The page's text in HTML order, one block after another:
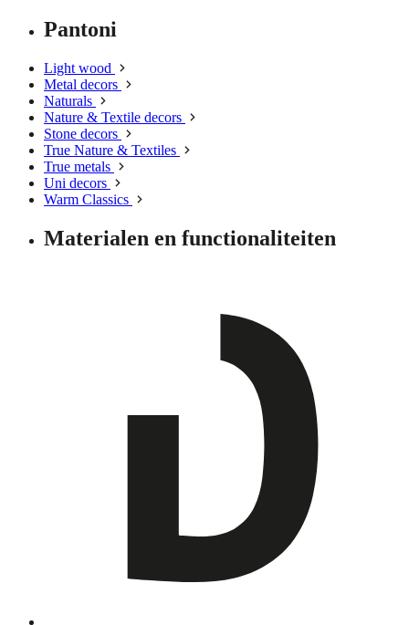
Pantoni
Light wood
Metal decors
Naturals
Nature & Textile decors
Stone decors
True Nature & Textiles
True metals
Uni decors
Warm Classics
Materialen en functionaliteiten